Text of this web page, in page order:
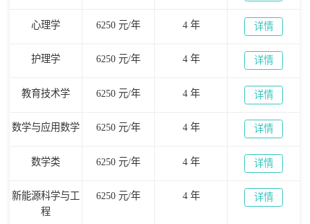
心理学 6250 元/年 4 年 详情
护理学 6250 元/年 4 年 详情
教育技术学 6250 元/年 4 年 详情
数学与应用数学 6250 元/年 4 年 详情
数学类 6250 元/年 4 年 详情
新能源科学与工
程
6250 元/年 4 年 详情